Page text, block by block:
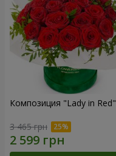
Композиция "Lady in Red"
3 465 грн